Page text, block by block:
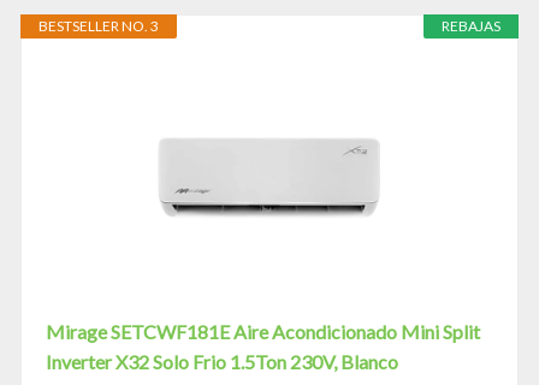
REBAJAS
BESTSELLER NO. 3
Mirage SETCWF181E Aire Acondicionado Mini Split
Inverter X32 Solo Frio 1.5Ton 230V, Blanco